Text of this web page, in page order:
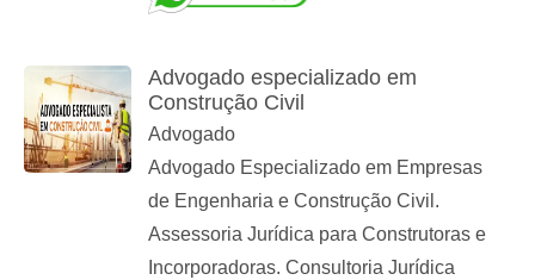
Advogado especializado em
Construção Civil
Advogado
Advogado Especializado em Empresas
de Engenharia e Construção Civil.
Assessoria Jurídica para Construtoras e
Incorporadoras. Consultoria Jurídica